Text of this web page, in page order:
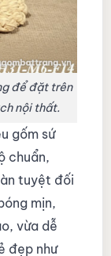
để đặt trên
nội thất.
gốm sứ
chuẩn,
tuyệt đối
mịn,
vừa dễ
đẹp như